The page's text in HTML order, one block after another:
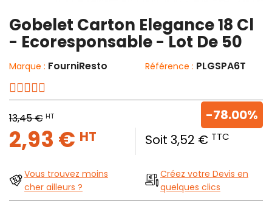
Gobelet Carton Elegance 18 Cl
- Ecoresponsable - Lot De 50
Marque : FourniResto Référence : PLGSPA6T
13,45 € HT
2,93 € HT Soit 3,52 € TTC
-78.00%
Vous trouvez moins
cher ailleurs ?
Créez votre Devis en
quelques clics